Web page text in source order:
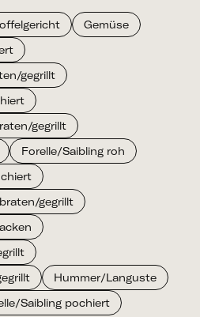
Gemüse
gegrillt
gegrillt
Forelle/Saibling roh
gegrillt
Hummer/Languste
Saibling pochiert